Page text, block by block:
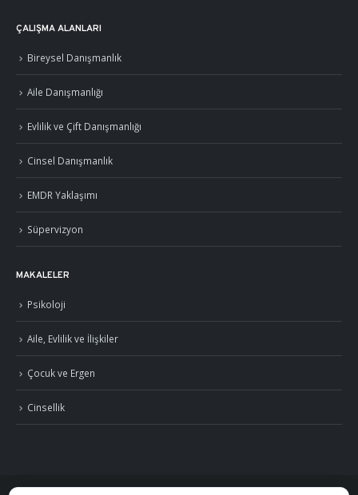
ÇALIŞMA ALANLARI
Bireysel Danışmanlık
Aile Danışmanlığı
Evlilik ve Çift Danışmanlığı
Cinsel Danışmanlık
EMDR Yaklaşımı
Süpervizyon
MAKALELER
Psikoloji
Aile, Evlilik ve İlişkiler
Çocuk ve Ergen
Cinsellik